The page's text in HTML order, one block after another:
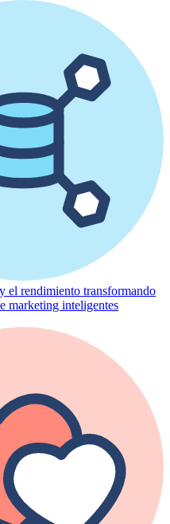
el rendimiento transformando
marketing inteligentes